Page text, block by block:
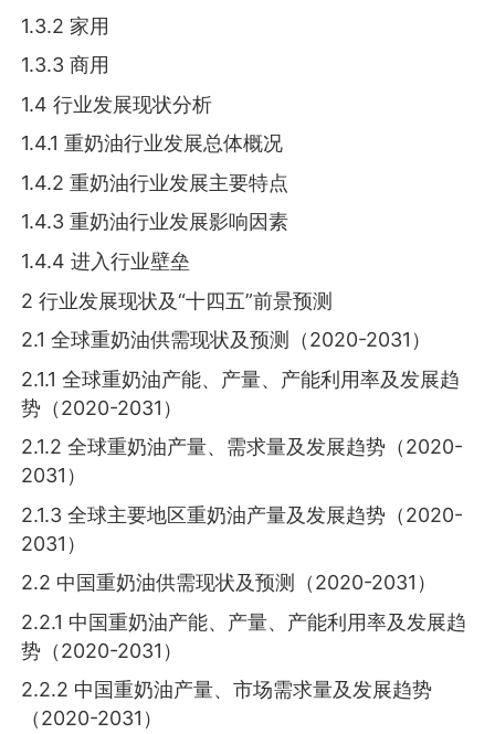
1.3.2 家用
1.3.3 商用
1.4 行业发展现状分析
1.4.1 重奶油行业发展总体概况
1.4.2 重奶油行业发展主要特点
1.4.3 重奶油行业发展影响因素
1.4.4 进入行业壁垒
2 行业发展现状及“十四五”前景预测
2.1 全球重奶油供需现状及预测（2020-2031）
2.1.1 全球重奶油产能、产量、产能利用率及发展趋
势（2020-2031）
2.1.2 全球重奶油产量、需求量及发展趋势（2020-
2031）
2.1.3 全球主要地区重奶油产量及发展趋势（2020-
2031）
2.2 中国重奶油供需现状及预测（2020-2031）
2.2.1 中国重奶油产能、产量、产能利用率及发展趋
势（2020-2031）
2.2.2 中国重奶油产量、市场需求量及发展趋势
（2020-2031）